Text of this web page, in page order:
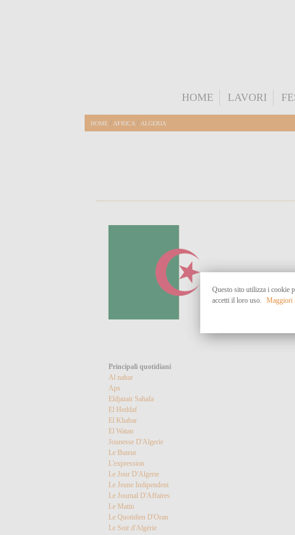
HOME LAVORI
HOME / AFRICA / ALGERIA
Principali quotidiani
Al nahar
Aps
Eldjazair Sahafa
El Heddaf
El Khabar
El Watan
Jounesse D'Algerie
Le Buteur
L'expression
Le Jour D'Algerie
Le Jeune Indipendent
Le Journal D'Affaires
Le Matin
Le Quotidien D'Oran
Le Soir d'Algérie
Questo sito utilizza i cookie
accetti il loro uso.
Maggiori